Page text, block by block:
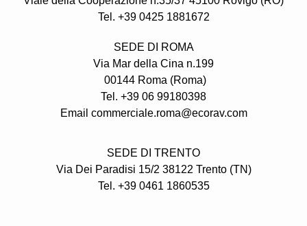
Tel. +39 0425 1881672
SEDE DI ROMA
Via Mar della Cina n.199
00144 Roma (Roma)
Tel. +39 06 99180398
Email commerciale.roma@ecorav.com
SEDE DI TRENTO
Via Dei Paradisi 15/2 38122 Trento(TN)
Tel. +39 0461 1860535